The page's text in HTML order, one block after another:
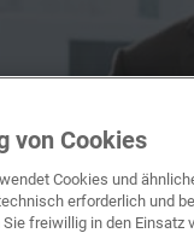
von Cookies
Cookies und
erforderlich und
freiwillig in den Einsatz